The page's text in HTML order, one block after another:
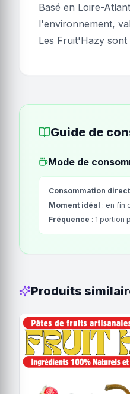
Basé en Loire-
l'environnement,
Les Fruit'Hazy
Guide de
Mode de
Consommation
Moment idéal : en fin
Fréquence : 1 portion
Produits